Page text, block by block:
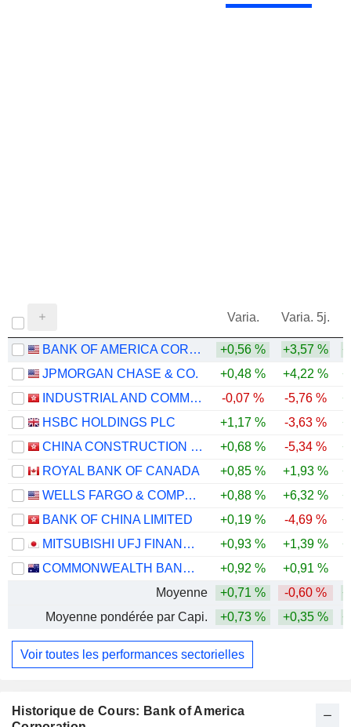
Varia. Varia. 5j.
BANK OF AMERICA CORPORATION +0,56 % +3,57 %
JPMORGAN CHASE & CO.
+0,48 % +4,22 %
INDUSTRIAL AND COMMERCIAL BANK OF CHINA LIMITED
-0,07 % -5,76 %
HSBC HOLDINGS PLC
+1,17 % -3,63 %
CHINA CONSTRUCTION BANK CORPORATION
+0,68 % -5,34 %
ROYAL BANK OF CANADA
+0,85 % +1,93 %
WELLS FARGO & COMPANY
+0,88 % +6,32 %
BANK OF CHINA LIMITED
+0,19 % -4,69 %
MITSUBISHI UFJ FINANCIAL GROUP, INC.
+0,93 % +1,39 %
COMMONWEALTH BANK OF AUSTRALIA
+0,92 % +0,91 %
Moyenne
+0,71 % -0,60 %
Moyenne pondérée par Capi.
+0,73 % +0,35 %
Voir toutes les performances sectorielles
Historique de Cours: Bank of America